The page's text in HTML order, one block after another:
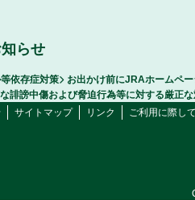
らせ
依存症対策
お出かけ前にJRAホームペ
誹謗中傷および脅迫行為等に対する厳正
サイトマップ リンク ご利用に際し